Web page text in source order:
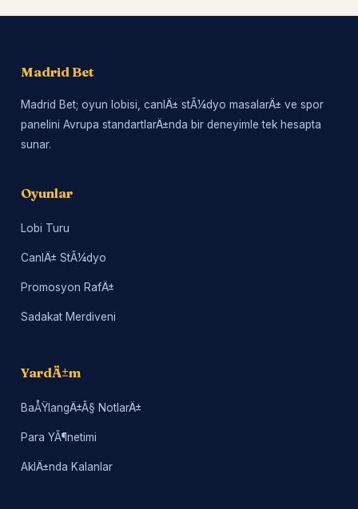
Madrid Bet
Madrid Bet; oyun lobisi, canlÄ± stÃ¼dyo masalarÄ± ve spor
panelini Avrupa standartlarÄ±nda bir deneyimle tek hesapta
sunar.
Oyunlar
Lobi Turu
CanlÄ± StÃ¼dyo
Promosyon RafÄ±
Sadakat Merdiveni
YardÄ±m
BaÅŸlangÄ±Ã§ NotlarÄ±
Para YÃ¶netimi
AklÄ±nda Kalanlar